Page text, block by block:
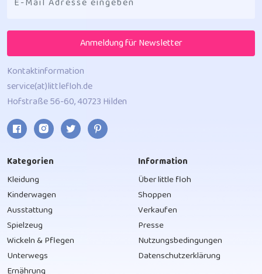
Anmeldung für Newsletter
Kontaktinformation
service(at)littlefloh.de
Hofstraße 56-60, 40723 Hilden
Kategorien
Kleidung
Kinderwagen
Ausstattung
Spielzeug
Wickeln & Pflegen
Unterwegs
Ernährung
Information
Über little floh
Shoppen
Verkaufen
Presse
Nutzungsbedingungen
Datenschutzerklärung